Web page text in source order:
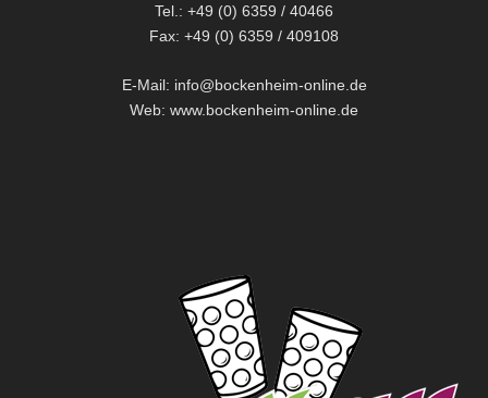
Tel.: +49 (0) 6359 / 40466
Fax: +49 (0) 6359 / 409108
E-Mail: info@bockenheim-online.de
Web: www.bockenheim-online.de